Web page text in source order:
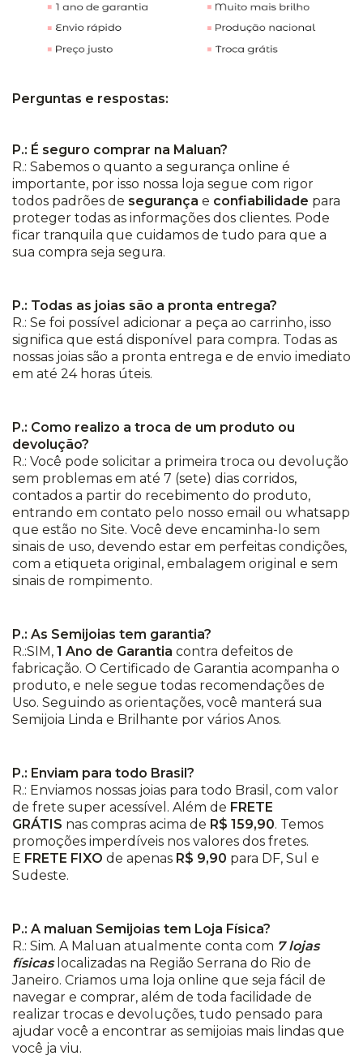
Perguntas e respostas:
P.: É seguro comprar na Maluan?
R.: Sabemos o quanto a segurança online é
importante, por isso nossa loja segue com rigor
todos padrões de segurança e confiabilidade para
proteger todas as informações dos clientes. Pode
ficar tranquila que cuidamos de tudo para que a
sua compra seja segura.
P.: Todas as joias são a pronta entrega?
R.: Se foi possível adicionar a peça ao carrinho, isso
significa que está disponível para compra. Todas as
nossas joias são a pronta entrega e de envio imediato
em até 24 horas úteis.
P.: Como realizo a troca de um produto ou
devolução?
R.: Você pode solicitar a primeira troca ou devolução
sem problemas em até 7 (sete) dias corridos,
contados a partir do recebimento do produto,
entrando em contato pelo nosso email ou whatsapp
que estão no Site. Você deve encaminha-lo sem
sinais de uso, devendo estar em perfeitas condições,
com a etiqueta original, embalagem original e sem
sinais de rompimento.
P.: As Semijoias tem garantia?
R.:SIM, 1 Ano de Garantia contra defeitos de
fabricação. O Certificado de Garantia acompanha o
produto, e nele segue todas recomendações de
Uso. Seguindo as orientações, você manterá sua
Semijoia Linda e Brilhante por vários Anos.
P.: Enviam para todo Brasil?
R.: Enviamos nossas joias para todo Brasil, com valor
de frete super acessível. Além de FRETE
GRÁTIS nas compras acima de R$ 159,90. Temos
promoções imperdíveis nos valores dos fretes.
E FRETE FIXO de apenas R$ 9,90 para DF, Sul e
Sudeste.
P.: A maluan Semijoias tem Loja Física?
R.: Sim. A Maluan atualmente conta com 7 lojas
físicaslocalizadas na Região Serrana do Rio de
Janeiro. Criamos uma loja online que seja fácil de
navegar e comprar, além de toda facilidade de
realizar trocas e devoluções, tudo pensado para
ajudar você a encontrar as semijoias mais lindas que
você ja viu.